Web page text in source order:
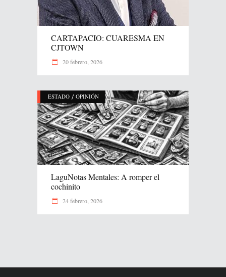
CARTAPACIO: CUARESMA EN
CJTOWN
20 febrero, 2026
ESTADO / OPINIÓN
LaguNotas Mentales: A romper el
cochinito
24 febrero, 2026